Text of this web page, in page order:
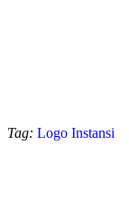
Tag: Logo Instansi